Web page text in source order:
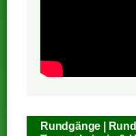
Rundgänge |